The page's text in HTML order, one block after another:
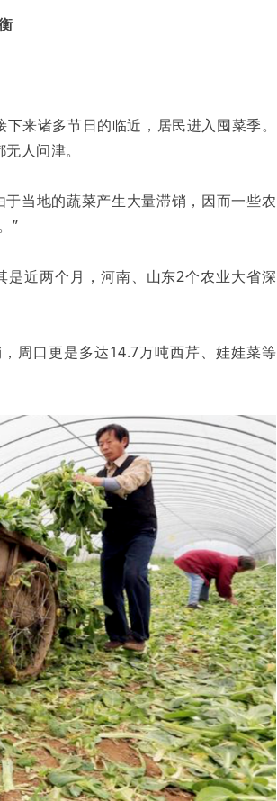
来诸多节日的临近，居民进入囤菜季。
人问津。
当地的蔬菜产生大量滞销，因而一些农
”
近两个月，河南、山东2个农业大省深
周口更是多达14.7万吨西芹、娃娃菜等